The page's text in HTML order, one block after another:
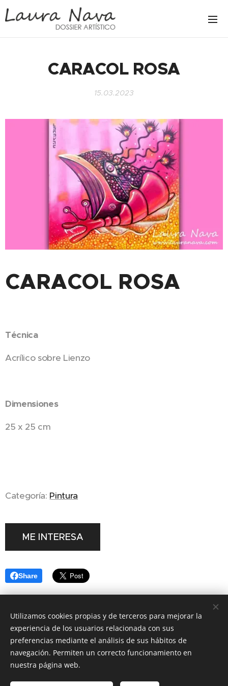
CARACOL ROSA
15.03.2023
CARACOL ROSA
Técnica
Acrílico sobre Lienzo
Dimensiones
25 x 25 cm
Categoría: Pintura
ME INTERESA
Share
LAURA NAVA
© 2023 LAURA NAVA CERÁMICA Y PINTURA EN TALAVERA DE
Todos los derechos reservados.
Utilizamos cookies propias y de terceros para mejorar la
experiencia de los usuarios relacionada con sus
preferencias mediante el análisis de sus hábitos de
navegación. Permiten un correcto funcionamiento en
nuestra página web.